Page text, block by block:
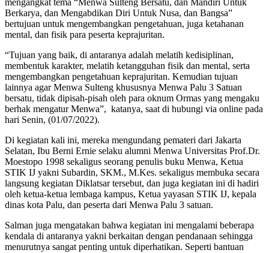
Berkarya, dan Mengabdikan Diri Untuk Nusa, dan Bangsa”
bertujuan untuk mengembangkan pengetahuan, juga ketahanan
mental, dan fisik para peserta keprajuritan.
“Tujuan yang baik, di antaranya adalah melatih kedisiplinan,
membentuk karakter, melatih ketangguhan fisik dan mental, serta
mengembangkan pengetahuan keprajuritan. Kemudian tujuan
lainnya agar Menwa Sulteng khususnya Menwa Palu 3 Satuan
bersatu, tidak dipisah-pisah oleh para oknum Ormas yang mengaku
berhak mengatur Menwa”, katanya, saat di hubungi via online pada
hari Senin, (01/07/2022).
Di kegiatan kali ini, mereka mengundang pemateri dari Jakarta
Selatan, Ibu Berni Ernie selaku alumni Menwa Universitas Prof.Dr.
Moestopo 1998 sekaligus seorang penulis buku Menwa, Ketua
STIK IJ yakni Subardin, SKM., M.Kes. sekaligus membuka secara
langsung kegiatan Diklatsar tersebut, dan juga kegiatan ini di hadiri
oleh ketua-ketua lembaga kampus, Ketua yayasan STIK IJ, kepala
dinas kota Palu, dan peserta dari Menwa Palu 3 satuan.
Salman juga mengatakan bahwa kegiatan ini mengalami beberapa
kendala di antaranya yakni berkaitan dengan pendanaan sehingga
menurutnya sangat penting untuk diperhatikan. Seperti bantuan